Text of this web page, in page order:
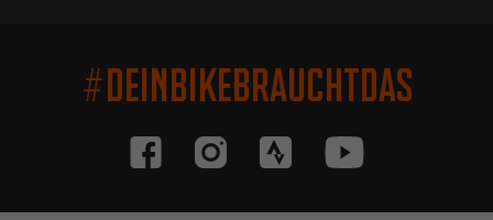
#DEINBIKEBRAUCHTDAS